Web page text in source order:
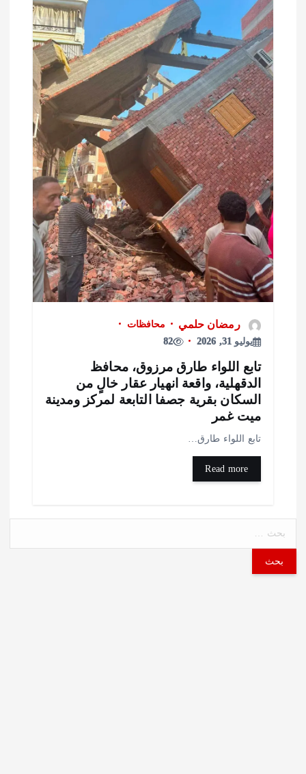
رمضان حلمي
محافظات
82
اللواء طارق مرزوق، محافظ
واقعة انهيار عقار خالٍ من
بقرية جصفا التابعة لمركز ومدينة
غمر
اللواء طارق…